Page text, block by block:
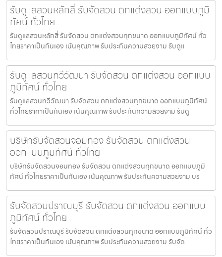
รับดูแลสวนหลักสี่ รับจัดสวน ตกแต่งสวน ออกแบบภูมิ
ทัศน์ ทั่วไทย
รับดูแลสวนหลักสี่ รับจัดสวน ตกแต่งสวนทุกขนาด ออกแบบภูมิทัศน์ ทั่ว
ไทยราคาเป็นกันเอง เน้นคุณภาพ รับประกันความสวยงาม รับดูแ
รับดูแลสวนทวีวัฒนา รับจัดสวน ตกแต่งสวน ออกแบบ
ภูมิทัศน์ ทั่วไทย
รับดูแลสวนทวีวัฒนา รับจัดสวน ตกแต่งสวนทุกขนาด ออกแบบภูมิทัศน์
ทั่วไทยราคาเป็นกันเอง เน้นคุณภาพ รับประกันความสวยงาม รับดู
บริษัทรับจัดสวนจอมทอง รับจัดสวน ตกแต่งสวน
ออกแบบภูมิทัศน์ ทั่วไทย
บริษัทรับจัดสวนจอมทอง รับจัดสวน ตกแต่งสวนทุกขนาด ออกแบบภูมิ
ทัศน์ ทั่วไทยราคาเป็นกันเอง เน้นคุณภาพ รับประกันความสวยงาม บร
รับจัดสวนปราณบุรี รับจัดสวน ตกแต่งสวน ออกแบบ
ภูมิทัศน์ ทั่วไทย
รับจัดสวนปราณบุรี รับจัดสวน ตกแต่งสวนทุกขนาด ออกแบบภูมิทัศน์ ทั่ว
ไทยราคาเป็นกันเอง เน้นคุณภาพ รับประกันความสวยงาม รับจัด